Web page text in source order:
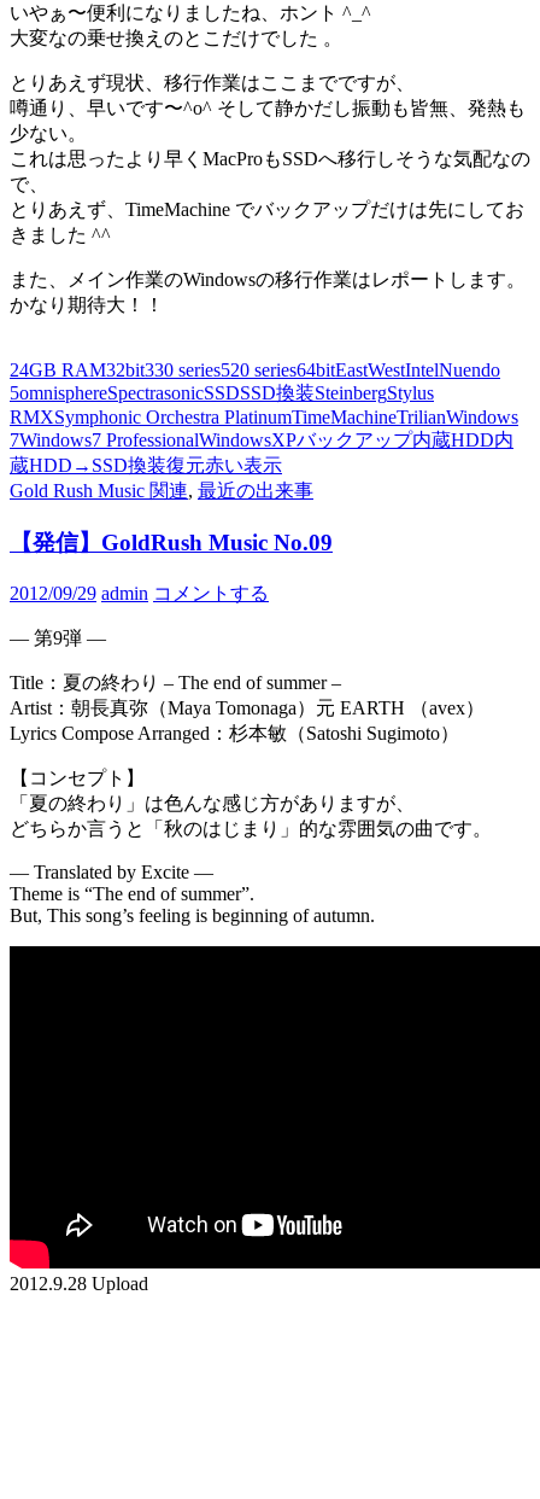
いやぁ〜便利になりましたね、ホント ^_^
大変なの乗せ換えのとこだけでした 。
とりあえず現状、移行作業はここまでですが、
噂通り、早いです〜^o^ そして静かだし振動も皆無、発熱も
少ない。
これは思ったより早くMacProもSSDへ移行しそうな気配なの
で、
とりあえず、TimeMachine でバックアップだけは先にしてお
きました ^^
また、メイン作業のWindowsの移行作業はレポートします。
かなり期待大！！
24GB RAM32bit330 series520 series64bitEastWestIntelNuendo
5omnisphereSpectrasonicSSDSSD換装SteinbergStylus
RMXSymphonic Orchestra PlatinumTimeMachineTrilianWindows
7Windows7 ProfessionalWindowsXPバックアップ内蔵HDD内
蔵HDD→SSD換装復元赤い表示
Gold Rush Music 関連, 最近の出来事
【発信】GoldRush Music No.09
2012/09/29 admin コメントする
— 第9弾 —
Title：夏の終わり – The end of summer –
Artist：朝長真弥（Maya Tomonaga）元 EARTH （avex）
Lyrics Compose Arranged：杉本敏（Satoshi Sugimoto）
【コンセプト】
「夏の終わり」は色んな感じ方がありますが、
どちらか言うと「秋のはじまり」的な雰囲気の曲です。
— Translated by Excite —
Theme is “The end of summer”.
But, This song’s feeling is beginning of autumn.
2012.9.28 Upload